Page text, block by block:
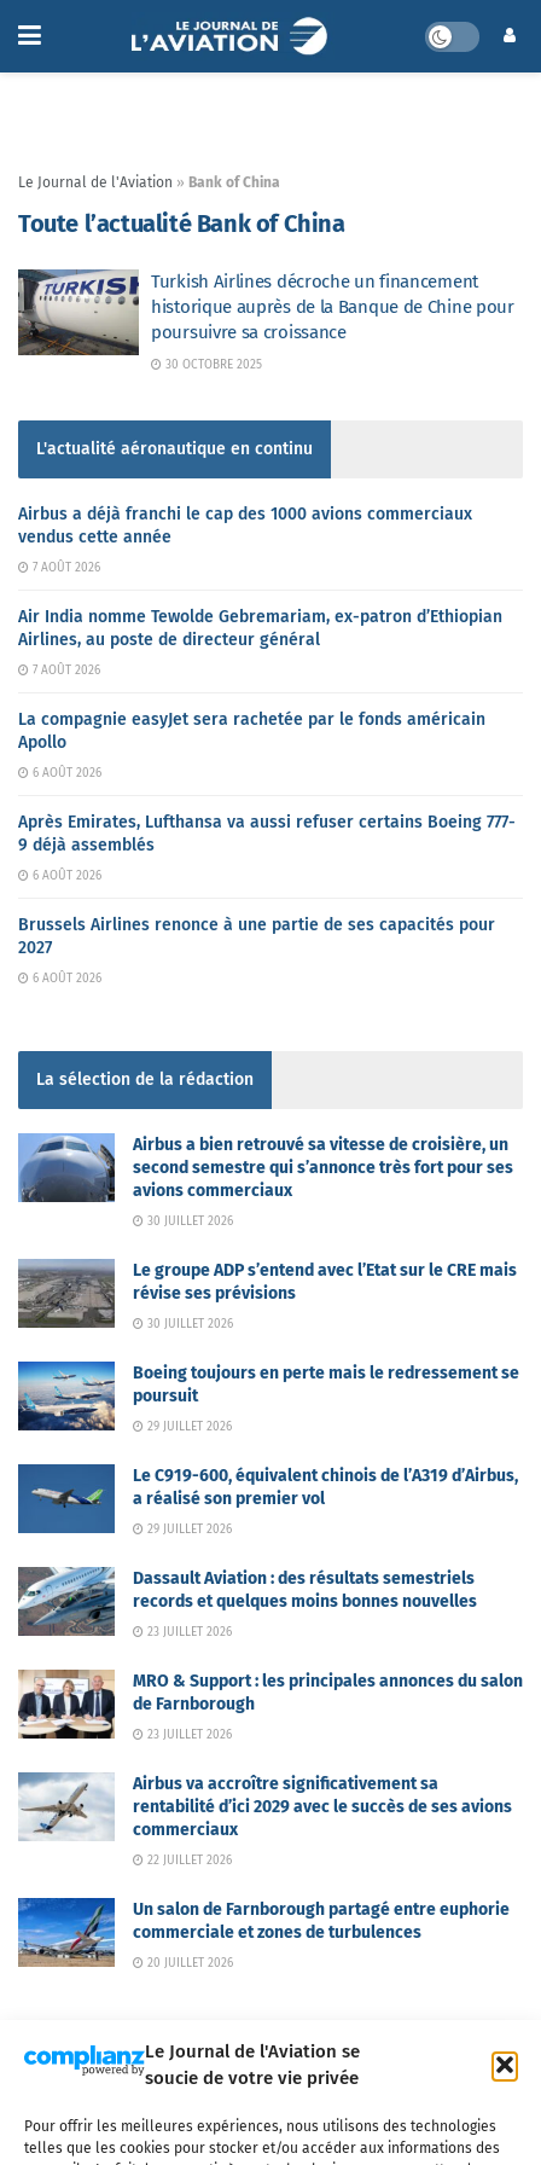
Le Journal de l'Aviation se
soucie de votre vie privée
Pour offrir les meilleures expériences, nous utilisons des technologies
telles que les cookies pour stocker et/ou accéder aux informations des
Le Journal de l'Aviation » Bank of China
Toute l’actualité Bank of China
Turkish Airlines décroche un financement
historique auprès de la Banque de Chine pour
poursuivre sa croissance
30 OCTOBRE 2025
L'actualité aéronautique en continu
Airbus a déjà franchi le cap des 1000 avions commerciaux
vendus cette année
7 AOÛT 2026
Air India nomme Tewolde Gebremariam, ex-patron d’Ethiopian
Airlines, au poste de directeur général
7 AOÛT 2026
La compagnie easyJet sera rachetée par le fonds américain
Apollo
6 AOÛT 2026
Après Emirates, Lufthansa va aussi refuser certains Boeing 777-
9 déjà assemblés
6 AOÛT 2026
Brussels Airlines renonce à une partie de ses capacités pour
2027
6 AOÛT 2026
La sélection de la rédaction
Airbus a bien retrouvé sa vitesse de croisière, un
second semestre qui s’annonce très fort pour ses
avions commerciaux
30 JUILLET 2026
Le groupe ADP s’entend avec l’Etat sur le CRE mais
révise ses prévisions
30 JUILLET 2026
Boeing toujours en perte mais le redressement se
poursuit
29 JUILLET 2026
Le C919-600, équivalent chinois de l’A319 d’Airbus,
a réalisé son premier vol
29 JUILLET 2026
Dassault Aviation : des résultats semestriels
records et quelques moins bonnes nouvelles
23 JUILLET 2026
MRO & Support : les principales annonces du salon
de Farnborough
23 JUILLET 2026
Airbus va accroître significativement sa
rentabilité d’ici 2029 avec le succès de ses avions
commerciaux
22 JUILLET 2026
Un salon de Farnborough partagé entre euphorie
commerciale et zones de turbulences
20 JUILLET 2026
Qui sommes-nous ? Nous contacter
Partenaires
Mentions légales
CGV Politique de confidentialité Cookies